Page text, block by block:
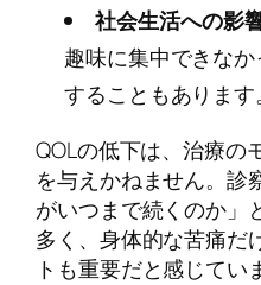
社会生活への影
趣味に集中できな
することもあります。
QOLの低下は、治療の
を与えかねません。診
がいつまで続くのか」
多く、身体的な苦痛だ
トも重要だと感じてい